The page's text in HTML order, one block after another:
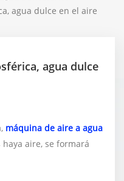
agua dulce en el aire
agua dulce
máquina de aire a agua
aire, se formará